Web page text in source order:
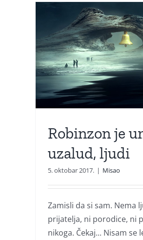
Robinzon je
uzalud, ljudi
5. oktobar 2017. | Misao
Zamisli da si sam. Nema
prijatelja, ni porodice, ni
nikoga. Čekaj... Nisam se
Turbo